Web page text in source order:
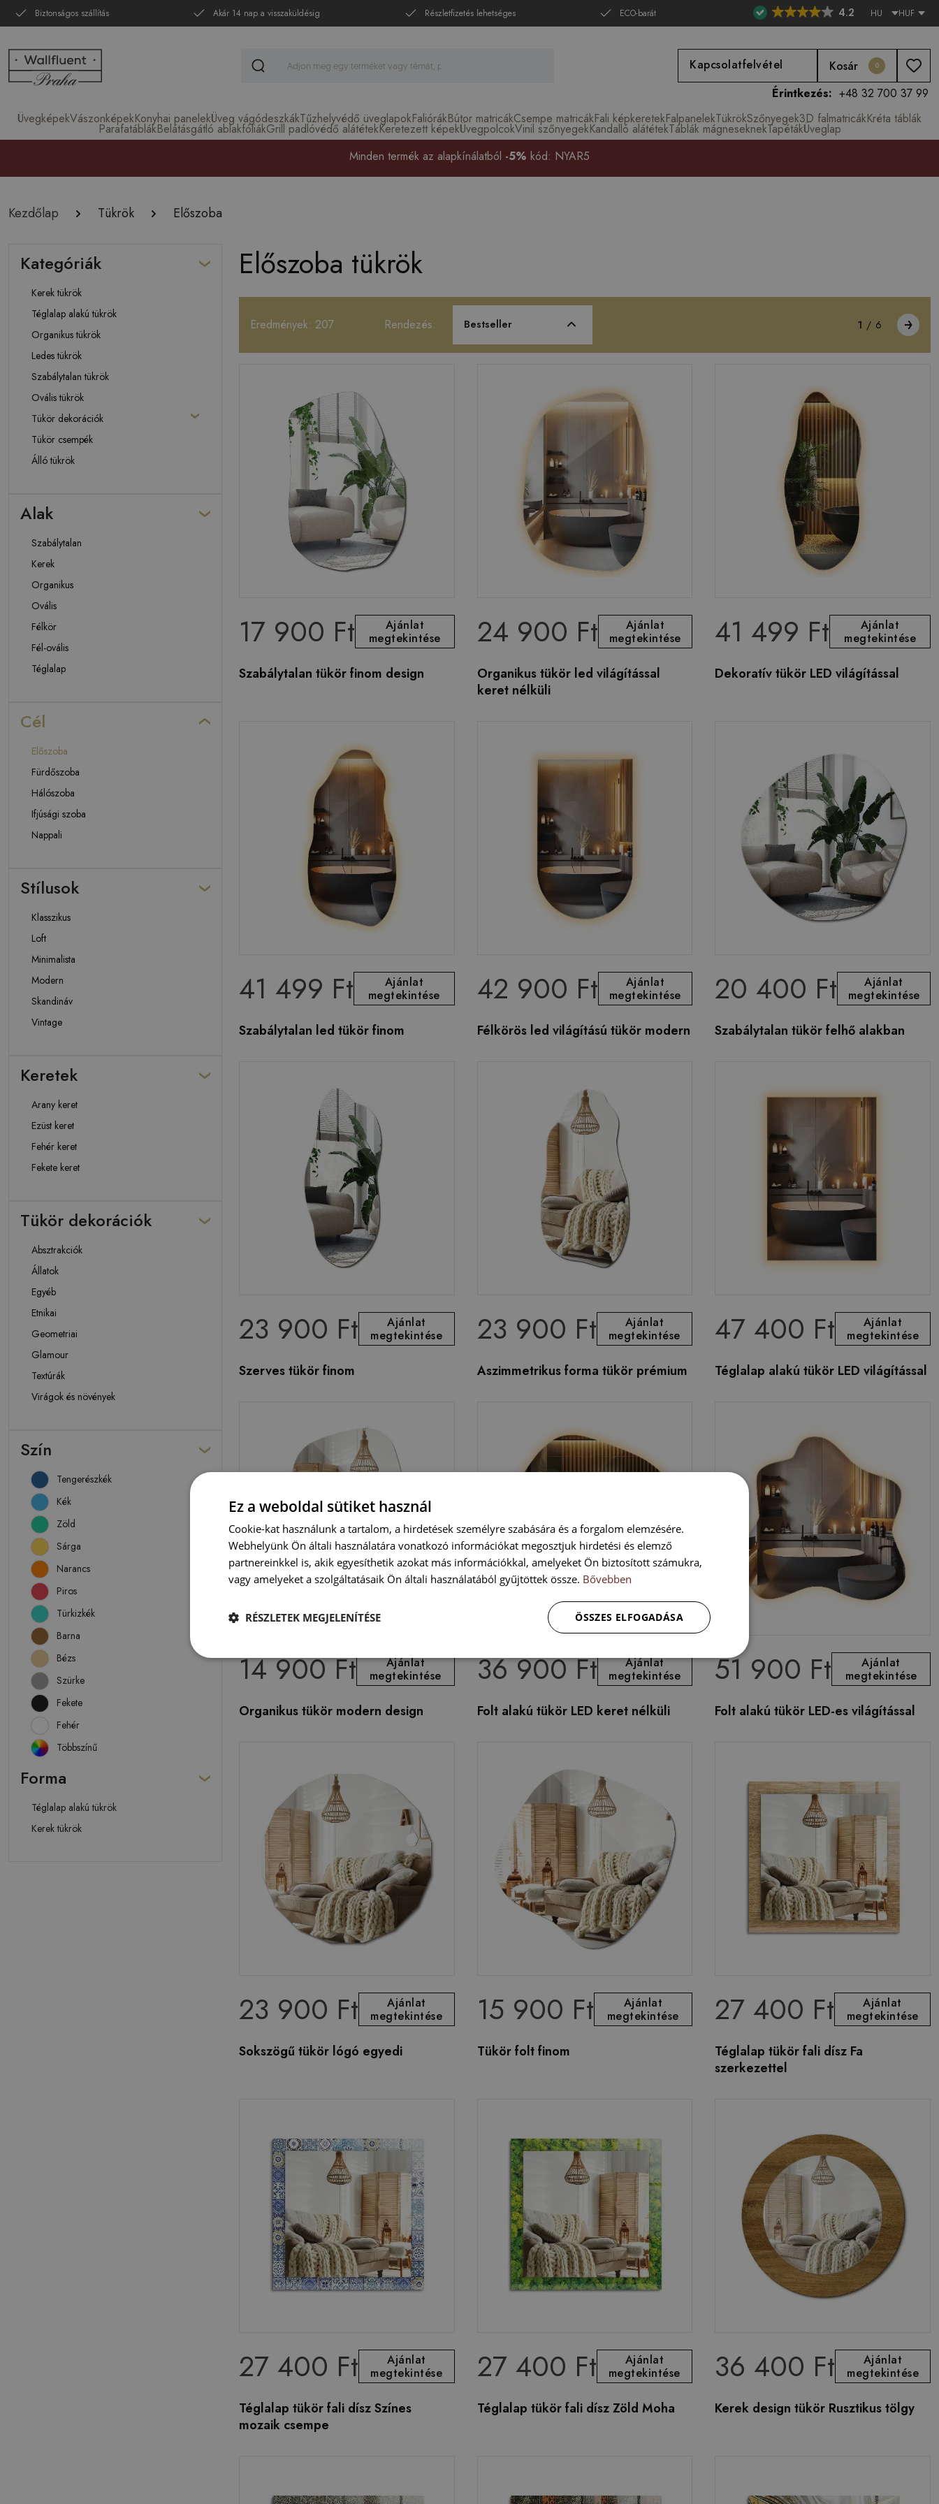
Biztonságos szállítás Akár 14 nap a visszaküldésig Részletfizetés lehetséges ECO-barát 4.2 HU HUF
Kapcsolatfelvétel Kosár 0
Érintkezés: +48 32 700 37 99
ÜvegképekVászonképekKonyhai panelekÜveg vágódeszkákTűzhelyvédő üveglapokFaliórákBútor matricákCsempe matricákFali képkeretekFalpanelekTükrökSzőnyegek3D falmatricákKréta táblák
ParafatáblákBelátásgátló ablakfóliákGrill padlóvédő alátétekKeretezett képekÜvegpolcokVinil szőnyegekKandalló alátétekTáblák mágneseknekTapétákÜveglap
Minden termék az alapkínálatból -5% kód: NYAR5
Kezdőlap Tükrök Előszoba
Kategóriák
Kerek tükrök
Téglalap alakú tükrök
Organikus tükrök
Ledes tükrök
Szabálytalan tükrök
Ovális tükrök
Tükör dekorációk
Tükör csempék
Álló tükrök
Alak
Szabálytalan
Kerek
Organikus
Ovális
Félkör
Fél-ovális
Téglalap
Cél
Előszoba
Fürdőszoba
Hálószoba
Ifjúsági szoba
Nappali
Stílusok
Klasszikus
Loft
Minimalista
Modern
Skandináv
Vintage
Keretek
Arany keret
Ezüst keret
Fehér keret
Fekete keret
Tükör dekorációk
Absztrakciók
Állatok
Egyéb
Etnikai
Geometriai
Glamour
Textúrák
Virágok és növények
Szín
Tengerészkék
Kék
Zöld
Sárga
Narancs
Piros
Türkizkék
Barna
Bézs
Szürke
Fekete
Fehér
Többszínű
Forma
Téglalap alakú tükrök
Kerek tükrök
Előszoba tükrök
Eredmények: 207 Rendezés: Bestseller 1 / 6
17 900 Ft
Ajánlat
megtekintése
Szabálytalan tükör finom design
24 900 Ft
Ajánlat
megtekintése
Organikus tükör led világítással
keret nélküli
41 499 Ft
Ajánlat
megtekintése
Dekoratív tükör LED világítással
41 499 Ft
Ajánlat
megtekintése
Szabálytalan led tükör finom
42 900 Ft
Ajánlat
megtekintése
Félkörös led világítású tükör modern
20 400 Ft
Ajánlat
megtekintése
Szabálytalan tükör felhő alakban
23 900 Ft
Ajánlat
megtekintése
Szerves tükör finom
23 900 Ft
Ajánlat
megtekintése
Aszimmetrikus forma tükör prémium
47 400 Ft
Ajánlat
megtekintése
Téglalap alakú tükör LED világítással
14 900 Ft
Ajánlat
megtekintése
Organikus tükör modern design
36 900 Ft
Ajánlat
megtekintése
Folt alakú tükör LED keret nélküli
51 900 Ft
Ajánlat
megtekintése
Folt alakú tükör LED-es világítással
23 900 Ft
Ajánlat
megtekintése
Sokszögű tükör lógó egyedi
15 900 Ft
Ajánlat
megtekintése
Tükör folt finom
27 400 Ft
Ajánlat
megtekintése
Téglalap tükör fali dísz Fa
szerkezettel
27 400 Ft
Ajánlat
megtekintése
Téglalap tükör fali dísz Színes
mozaik csempe
27 400 Ft
Ajánlat
megtekintése
Téglalap tükör fali dísz Zöld Moha
36 400 Ft
Ajánlat
megtekintése
Kerek design tükör Rusztikus tölgy
Ez a weboldal sütiket használ
Cookie-kat használunk a tartalom, a hirdetések személyre szabására és a forgalom elemzésére.
Webhelyünk Ön általi használatára vonatkozó információkat megosztjuk hirdetési és elemző
partnereinkkel is, akik egyesíthetik azokat más információkkal, amelyeket Ön biztosított számukra,
vagy amelyeket a szolgáltatásaik Ön általi használatából gyűjtöttek össze. Bővebben
ÖSSZES ELFOGADÁSA
RÉSZLETEK MEGJELENÍTÉSE